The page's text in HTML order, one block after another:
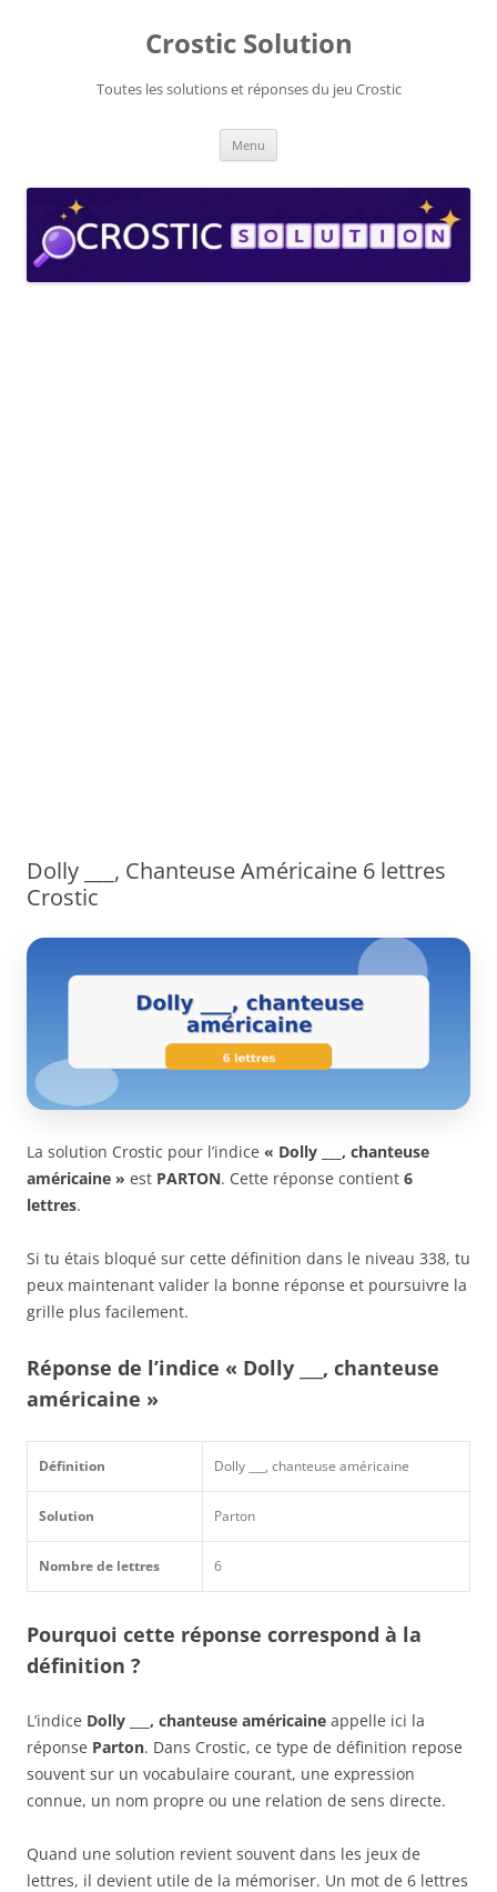
Crostic Solution
Toutes les solutions et réponses du jeu Crostic
Menu
Dolly ___, Chanteuse Américaine 6 lettres
Crostic
La solution Crostic pour l’indice « Dolly ___, chanteuse
américaine » est PARTON. Cette réponse contient 6
lettres.
Si tu étais bloqué sur cette définition dans le niveau 338, tu
peux maintenant valider la bonne réponse et poursuivre la
grille plus facilement.
Réponse de l’indice « Dolly ___, chanteuse
américaine »
Définition Dolly ___, chanteuse américaine
Solution Parton
Nombre de lettres 6
Pourquoi cette réponse correspond à la
définition ?
L’indice Dolly ___, chanteuse américaine appelle ici la
réponse Parton. Dans Crostic, ce type de définition repose
souvent sur un vocabulaire courant, une expression
connue, un nom propre ou une relation de sens directe.
Quand une solution revient souvent dans les jeux de
lettres, il devient utile de la mémoriser. Un mot de 6 lettres